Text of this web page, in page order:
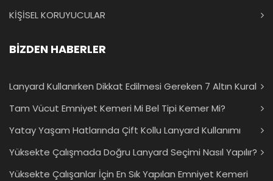
KİŞİSEL KORUYUCULAR
BİZDEN HABERLER
Lanyard Kullanırken Dikkat Edilmesi Gereken 7 Altın Kural
Tam Vücut Emniyet Kemeri Mi Bel Tipi Kemer Mi?
Yatay Yaşam Hatlarında Çift Kollu Lanyard Kullanımı
Yüksekte Çalışmada Doğru Lanyard Seçimi Nasıl Yapılır?
Yüksekte Çalışanlar İçin En Sık Yapılan Emniyet Kemeri